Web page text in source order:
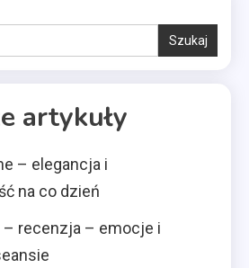
Szukaj
artykuły
– elegancja i
na co dzień
– recenzja – emocje i